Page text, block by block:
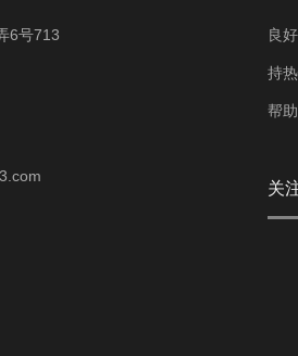
6号713 良
持
帮
关